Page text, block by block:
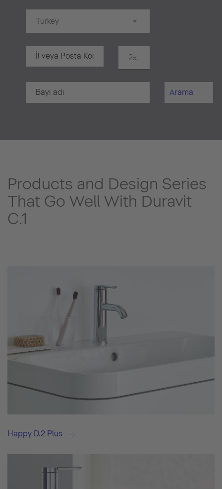
Turkey
20 km
Arama
Products and Design Series
That Go Well With Duravit
C.1
Happy D.2 Plus